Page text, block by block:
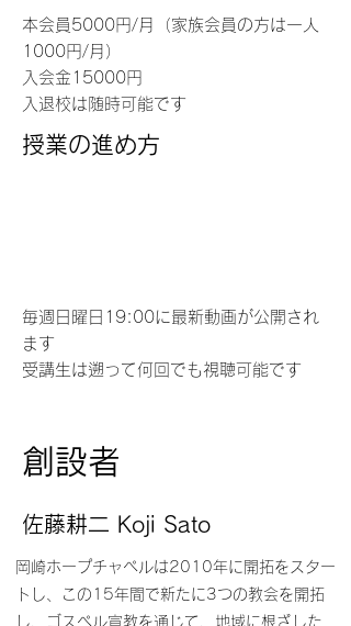
本会員5000円/月（家族会員の方は一人
1000円/月）
​入会金15000円
入退校は随時可能です
授業の進め方
毎週日曜日19:00に最新動画が公開され
ます
受講生は遡って何回でも視聴可能です
創設者
佐藤耕二 Koji Sato
岡崎ホープチャペルは2010年に開拓をスター
トし、この15年間で新たに3つの教会を開拓
し、ゴスペル宣教を通じて、地域に根ざした